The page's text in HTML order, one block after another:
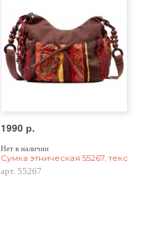
1990 р.
Нет в наличии
Сумка этническая 55267, текстиль
арт. 55267